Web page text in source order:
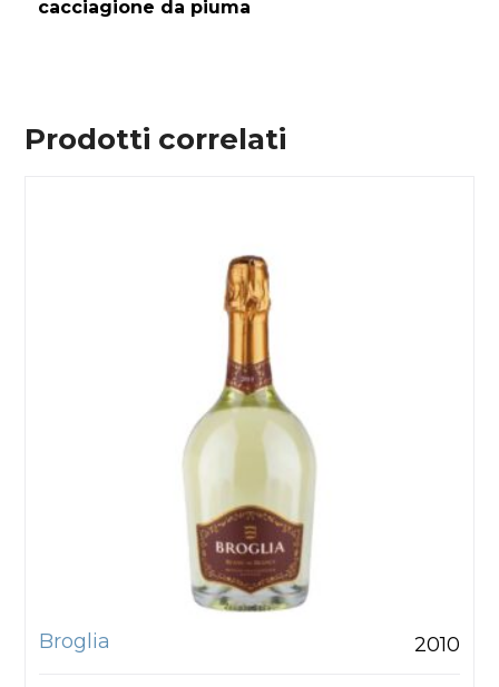
cacciagione da piuma
Prodotti correlati
Broglia 2010